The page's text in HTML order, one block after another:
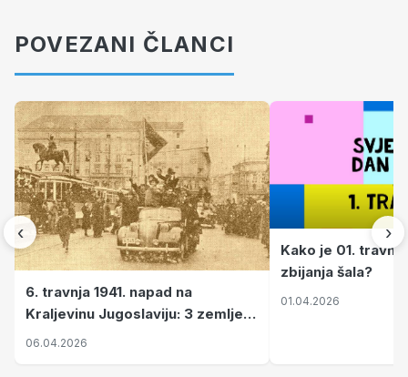
POVEZANI ČLANCI
‹
6. travnja 1941. napad na
Kraljevinu Jugoslaviju: 3 zemlje
nastale njenim raspadom
06.04.2026
Kako je 01.
zbijanja šala?
01.04.2026
›